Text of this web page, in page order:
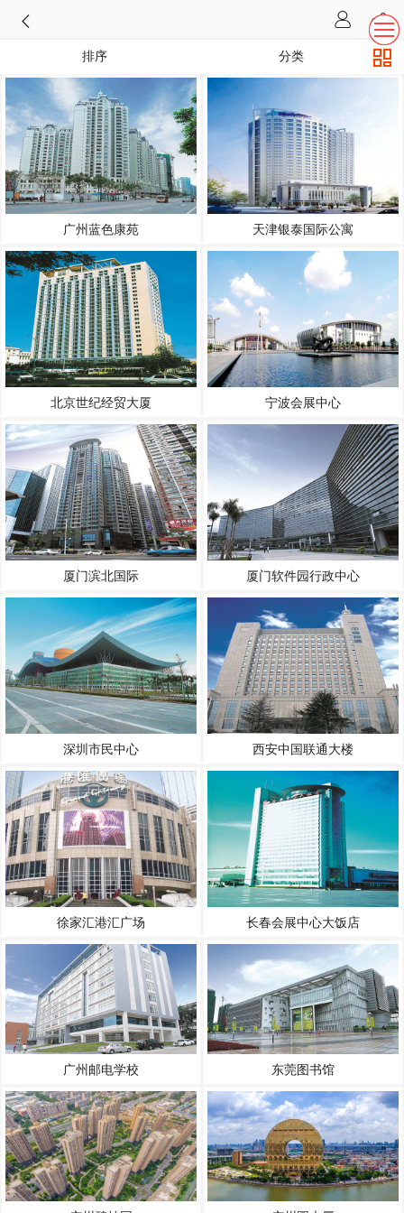
排序 分类
广州蓝色康苑
北京世纪经贸大厦
厦门滨北国际
深圳市民中心
徐家汇港汇广场
广州邮电学校
天津银泰国际公寓
宁波会展中心
厦门软件园行政中心
西安中国联通大楼
长春会展中心大饭店
东莞图书馆